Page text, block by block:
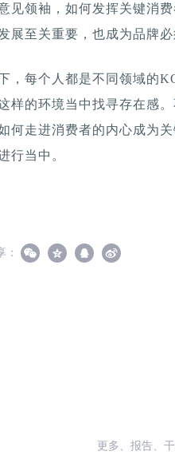
见领袖，如何发挥关键消
展至关重要，也成为品牌必
，每个人都是不同领域的
样的环境当中找寻存在感
何走进消费者的内心成为
行当中。
：
更多、报告、